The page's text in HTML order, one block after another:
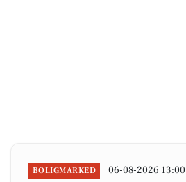
BOLIGMARKED 06-08-2026 13:00